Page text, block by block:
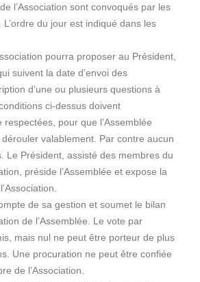
l’Association sont convoqués par les
du jour est indiqué dans les
pourra proposer au Président,
suivent la date d’envoi des
d’une ou plusieurs questions à
ci-dessus doivent
pour que l’Assemblée
valablement. Par contre aucun
Le Président, assisté des membres du
préside l’Assemblée et expose la
de sa gestion et soumet le bilan
de l’Assemblée. Le vote par
mais nul ne peut être porteur de plus
Une procuration ne peut être confiée
de l’Association.